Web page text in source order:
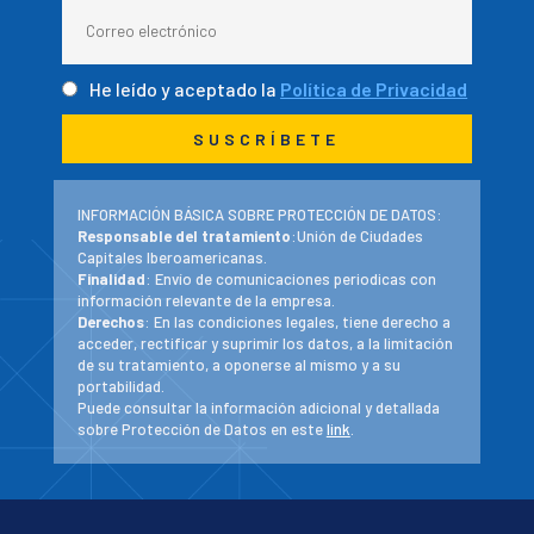
He leído y aceptado la Política de Privacidad
INFORMACIÓN BÁSICA SOBRE PROTECCIÓN DE DATOS:
Responsable del tratamiento:Unión de Ciudades
Capitales Iberoamericanas.
Finalidad: Envío de comunicaciones periodicas con
información relevante de la empresa.
Derechos: En las condiciones legales, tiene derecho a
acceder, rectificar y suprimir los datos, a la limitación
de su tratamiento, a oponerse al mismo y a su
portabilidad.
Puede consultar la información adicional y detallada
sobre Protección de Datos en estelink